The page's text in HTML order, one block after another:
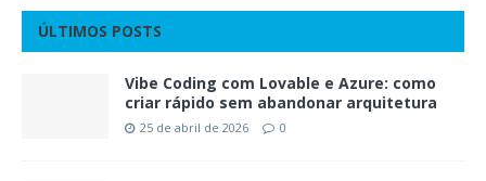
ÚLTIMOS POSTS
Vibe Coding com Lovable e Azure: como
criar rápido sem abandonar arquitetura
25 de abril de 2026 0